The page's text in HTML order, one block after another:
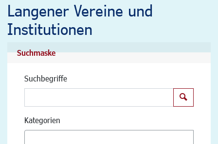
Langener Vereine und
Institutionen
Suchmaske
Suchbegriffe
Kategorien